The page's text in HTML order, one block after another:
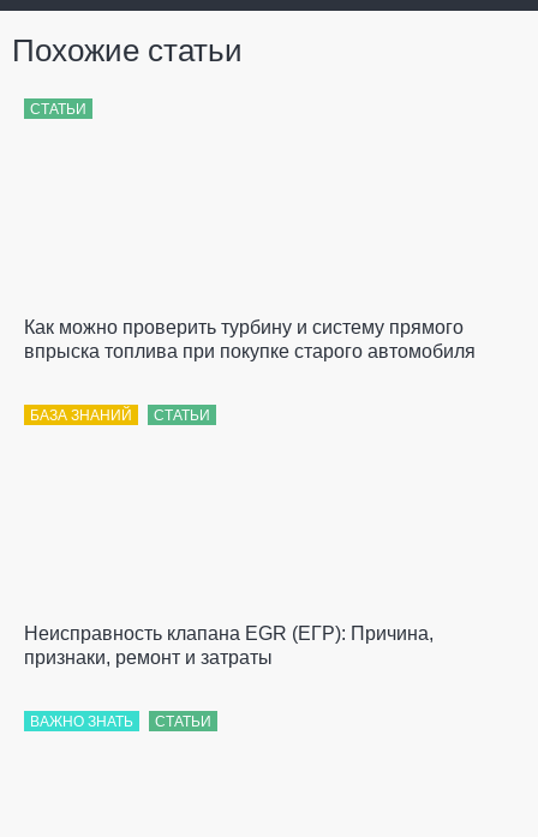
Похожие статьи
СТАТЬИ
Как можно проверить турбину и систему прямого
впрыска топлива при покупке старого автомобиля
БАЗА ЗНАНИЙ СТАТЬИ
Неисправность клапана EGR (ЕГР): Причина,
признаки, ремонт и затраты
ВАЖНО ЗНАТЬ СТАТЬИ